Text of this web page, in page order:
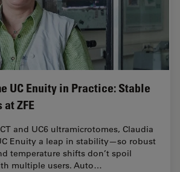
UC Enuity in Practice: Stable
at ZFE
and UC6 ultramicrotomes, Claudia
Enuity a leap in stability—so robust
temperature shifts don’t spoil
multiple users. Auto…